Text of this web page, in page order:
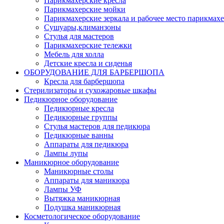
Парикмахерские мойки
Парикмахерские зеркала и рабочее место
Сушуары,климанзоны
Стулья для мастеров
Парикмахерские тележки
Мебель для холла
Детские кресла и сиденья
ОБОРУДОВАНИЕ ДЛЯ БАРБЕРШОПА
Кресла для барбершопа
Стерилизаторы и сухожаровые шкафы
Педикюрное оборудование
Педикюрные кресла
Педикюрные группы
Стулья мастеров для педикюра
Педикюрные ванны
Аппараты для педикюра
Лампы лупы
Маникюрное оборудование
Маникюрные столы
Аппараты для маникюра
Лампы УФ
Вытяжка маникюрная
Подушка маникюрная
Косметологическое оборудование